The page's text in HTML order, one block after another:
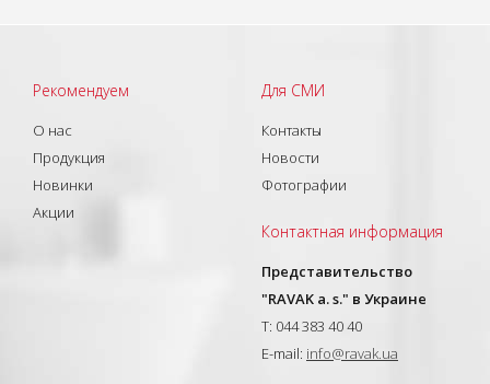
Рекомендуем
О нас
Продукция
Новинки
Акции
Для СМИ
Контакты
Новости
Фотографии
Контактная информация
Представительство
"RAVAK a. s." в Украине
T: 044 383 40 40
E-mail: info@ravak.ua